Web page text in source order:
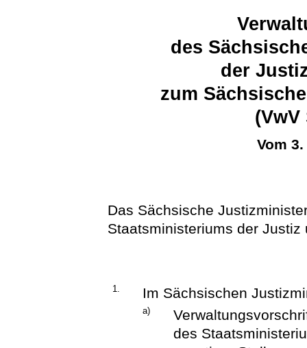
des
der
zum
(VwV
Vom
Das Sächsische
Staatsministeriums der Justiz
1. Im Sächsischen
a)
des